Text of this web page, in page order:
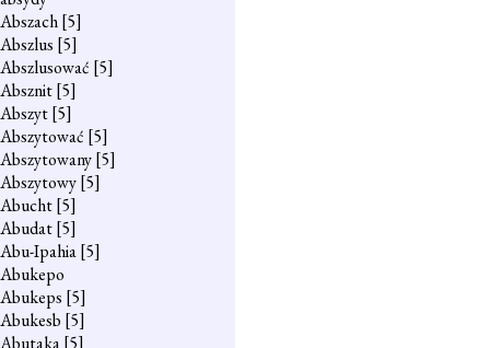
Abszach[5]
Abszlus [5]
Abszlusować [5]
Absznit[5]
Abszyt[5]
Abszytować [5]
Abszytowany[5]
Abszytowy[5]
Abucht[5]
Abudat[5]
Abu-Ipahia[5]
Abukepo
Abukeps [5]
Abukesb [5]
Abutaka[5]